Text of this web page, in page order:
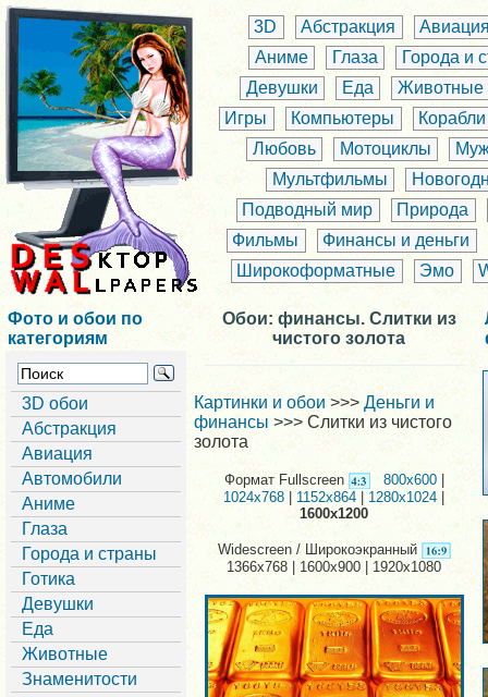
3D Абстракция
Аниме
Глаза
Города и
Девушки
Еда
Животные
Игры
Компьютеры
Корабли
Любовь
Мотоциклы
Мультфильмы
Подводный мир
Природа
Фильмы
Финансы и деньги
Широкоформатные
Эмо
Фото и обои по
категориям
3D обои
Абстракция
Авиация
Автомобили
Аниме
Глаза
Города и страны
Готика
Девушки
Еда
Животные
Знаменитости
Обои: финансы. Слитки из
чистого золота
Картинки и обои >>> Деньги и
финансы>>> Слитки из чистого
золота
Формат Fullscreen 800x600
1024x768
1152x864| 1280x1024
1600x1200
Widescreen / Широкоэкранный
1366x768 | 1600x900 | 1920x1080